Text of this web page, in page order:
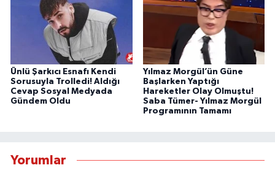
Ünlü Şarkıcı Esnafı Kendi
Sorusuyla Trolledi! Aldığı
Cevap Sosyal Medyada
Gündem Oldu
Yılmaz Morgül’ün Güne
Başlarken Yaptığı
Hareketler Olay Olmuştu!
Saba Tümer- Yılmaz Morgül
Programının Tamamı
Yorumlar